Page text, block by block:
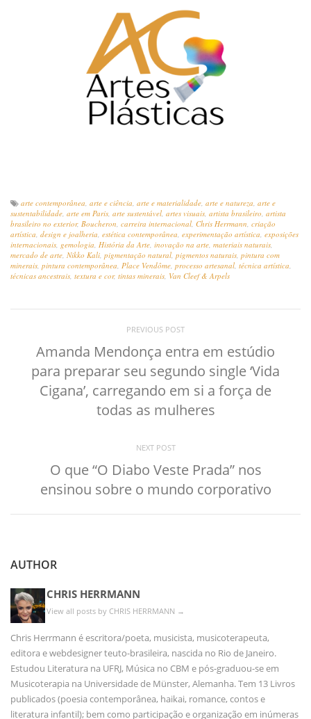
arte contemporânea arte e ciência arte e materialidade arte e natureza arte e
sustentabilidade arte em Paris arte sustentável artes visuais artista brasileiro artista
brasileiro no exterior, Boucheron carreira internacional Chris Herrmann criação
artística design e joalheria estética contemporânea experimentação artística exposições
internacionais gemologia História da Arte inovação na arte materiais naturais
mercado de arte Nikko Kali pigmentação natural pigmentos naturais pintura com
minerais pintura contemporânea Place Vendôme processo artesanal técnica artística
técnicas ancestrais textura e cor, tintas minerais Van Cleef & Arpels
PREVIOUS POST
Amanda Mendonça entra em estúdio
para preparar seu segundo single ‘Vida
Cigana’, carregando em si a força de
todas as mulheres
NEXT POST
O que “O Diabo Veste Prada” nos
ensinou sobre o mundo corporativo
AUTHOR
CHRIS HERRMANN
View all posts by CHRIS HERRMANN →
Chris Herrmann é escritora/poeta, musicista, musicoterapeuta,
editora e webdesigner teuto-brasileira, nascida no Rio de Janeiro.
Estudou Literatura na UFRJ, Música no CBM e pós-graduou-se em
Musicoterapia na Universidade de Münster, Alemanha. Tem 13 Livros
publicados (poesia contemporânea, haikai, romance, contos e
literatura infantil); bem como participação e organização em inúmeras